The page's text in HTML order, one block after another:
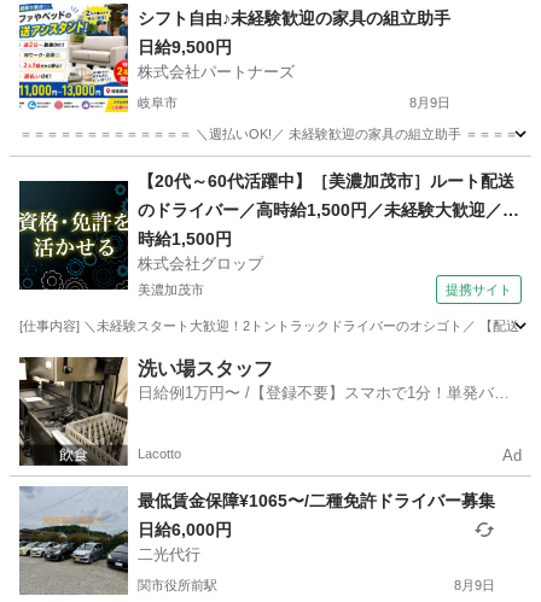
岐阜 岐阜市 配送 トラック
シフト自由♪未経験歓迎の家具の組立助手
日給9,500円
株式会社パートナーズ
岐阜市 8月9日
＝＝＝＝＝＝＝＝＝＝＝＝＝ ＼週払いOK!／ 未経験歓迎の家具の組立助手 ＝＝＝＝
配送 助手
【20代～60代活躍中】［美濃加茂市］ルート配送
のドライバー／高時給1,500円／未経験大歓迎／土
日祝休み／残業なし／20代～60代の男性活躍中
時給1,500円
株式会社グロップ
美濃加茂市 提携サイト
[仕事内容] ＼未経験スタート大歓迎！2トントラックドライバーのオシゴト／ 【配送
岐阜 美濃加茂市 ドライバー
洗い場スタッフ
日給例1万円〜 /【登録不要】スマホで1分！単発バイ
Lacotto Ad
最低賃金保障¥1065〜/二種免許ドライバー募集
日給6,000円
二光代行
関市役所前駅 8月9日